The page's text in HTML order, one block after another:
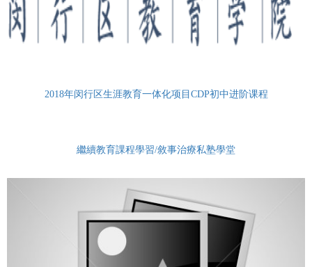
2018年闵行区生涯教育一体化项目CDP初中进阶课程
繼續教育課程學習/敘事治療私塾學堂